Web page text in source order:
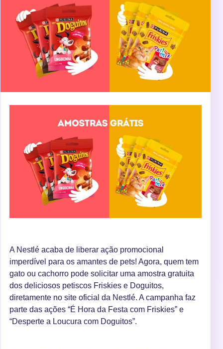
A Nestlé acaba de liberar ação promocional
imperdível para os amantes de pets! Agora, quem tem
gato ou cachorro pode solicitar uma amostra gratuita
dos deliciosos petiscos Friskies e Doguitos,
diretamente no site oficial da Nestlé. A campanha faz
parte das ações “É Hora da Festa com Friskies” e
“Desperte a Loucura com Doguitos”.